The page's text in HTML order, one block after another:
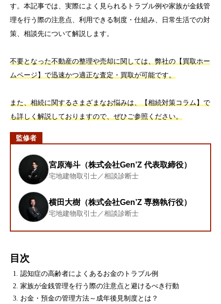
す。本記事では、実際によく見られるトラブル例や家族が金銭管
理を行う際の注意点、利用できる制度・仕組み、日常生活での対
策、相談先について解説します。
不要となった不動産の整理や売却に関しては、弊社の【買取ホー
ムページ】で迅速かつ適正な査定・買取が可能です。
また、相続に関するさまざまなお悩みは、【相続対策コラム】で
も詳しく解説しておりますので、ぜひご参照ください。
監修者
宮原海斗 （株式会社Gen’Z 代表取締役）
宅地建物取引士／相談診断士
横田大樹 （株式会社Gen’Z 専務執行役）
宅地建物取引士／相談診断士
目次
認知症の高齢者によくあるお金のトラブル例
家族が金銭管理を行う際の注意点と避けるべき行動
お金・預金の管理方法～成年後見制度とは？